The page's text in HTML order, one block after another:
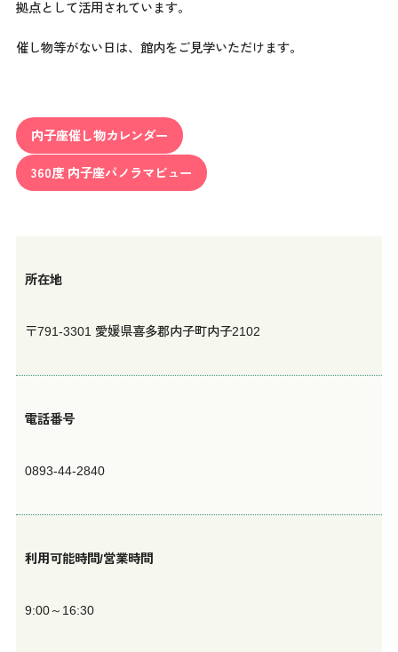
拠点として活用されています。
催し物等がない日は、館内をご見学いただけます。
内子座催し物カレンダー
360度 内子座パノラマビュー
所在地
〒791-3301 愛媛県喜多郡内子町内子2102
電話番号
0893-44-2840
利用可能時間/営業時間
9:00～16:30